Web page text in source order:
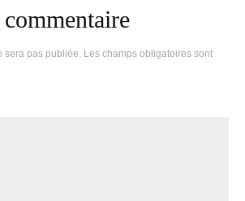
sera pas publiée. Les champs obligatoires sont